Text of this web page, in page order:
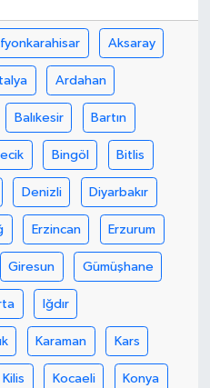
Aksaray
Ardahan
Balıkesir Bartın
Bingöl Bitlis
Denizli Diyarbakır
Erzincan Erzurum
Giresun Gümüşhane
Iğdır
Karaman Kars
Kilis Kocaeli Konya